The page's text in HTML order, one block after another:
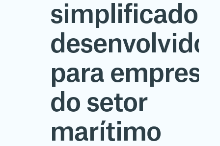
simplificados,
para
do setor
marítimo